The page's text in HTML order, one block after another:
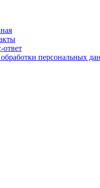
ответ
персональных